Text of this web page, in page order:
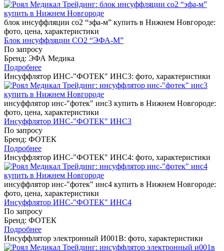
блок инсуффляции со2 “эфа-м” купить в Нижнем Новгороде:
фото, цена, характеристики
Блок инсуффляции СО2 “ЭФА-М”
По запросу
Бренд: ЭФА Медика
Подробнее
Инсуффлятор ИНС-"ФОТЕК" ИНС3: фото, характеристики
инсуффлятор инс-"фотек" инс3 купить в Нижнем Новгороде:
фото, цена, характеристики
Инсуффлятор ИНС-"ФОТЕК" ИНС3
По запросу
Бренд: ФОТЕК
Подробнее
Инсуффлятор ИНС-"ФОТЕК" ИНС4: фото, характеристики
инсуффлятор инс-"фотек" инс4 купить в Нижнем Новгороде:
фото, цена, характеристики
Инсуффлятор ИНС-"ФОТЕК" ИНС4
По запросу
Бренд: ФОТЕК
Подробнее
Инсуффлятор электронный И001В: фото, характеристики